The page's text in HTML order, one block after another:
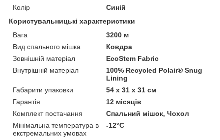
Колір
Синій
Користувальницькі характеристики
Вага
3200 м
Вид спального мішка
Ковдра
Зовнішній матеріал
EcoStem Fabric
Внутрішній матеріал
100% Recycled Polair® Snug
Lining
Габарити упаковки
54 х 31 х 31 см
Гарантія
12 місяців
Комплект постачання
Спальний мішок, Чохол
Мінімальна температура в
екстремальних умовах
-12°C